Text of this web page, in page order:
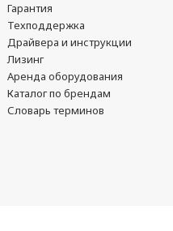
Гарантия
Техподдержка
Драйвера и инструкции
Лизинг
Аренда оборудования
Каталог по брендам
Словарь терминов